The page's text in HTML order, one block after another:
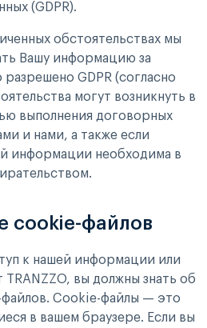
(GDPR).
обстоятельствах мы
Вашу информацию за
GDPR (согласно
могут возникнуть в
выполнения договорных
и нами, а также если
информации необходима в
cookie-файлов
к нашей информации или
TRANZZO, вы должны знать об
Cookie-файлы — это
в вашем браузере. Если вы